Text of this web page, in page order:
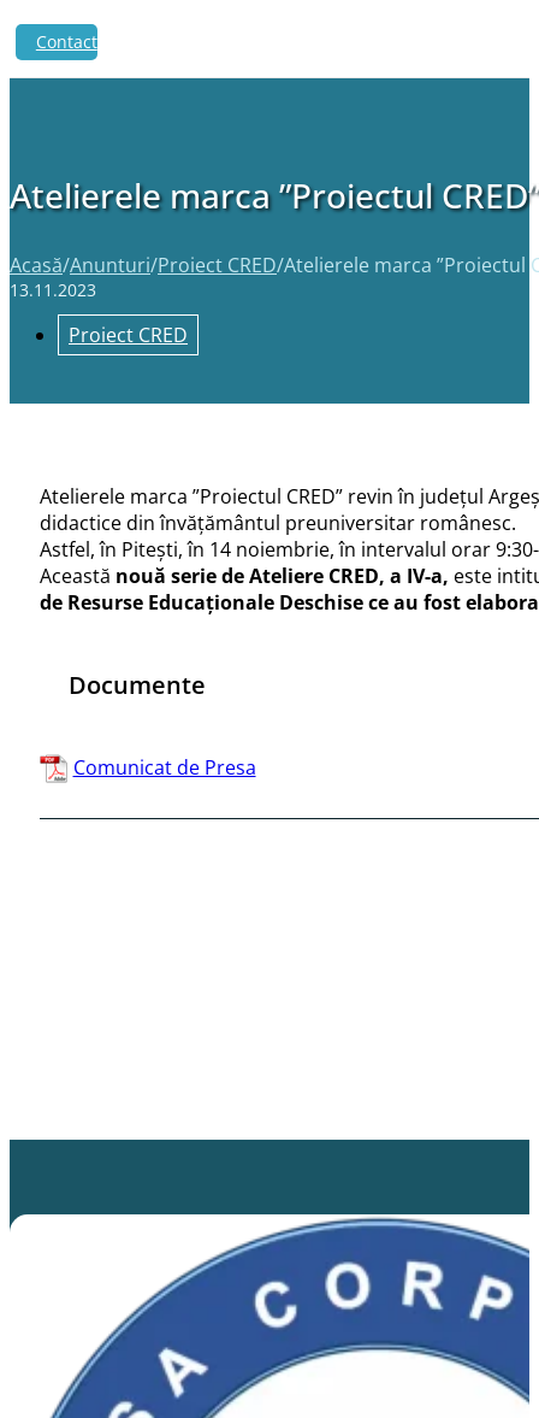
Contact
Atelierele marca ”Proiectul
Acasă/Anunturi/Proiect CRED/Atelierele marca ”Proiectul
13.11.2023
Proiect CRED
Atelierele marca ”Proiectul CRED” revin în județul
didactice din învățământul preuniversitar românesc.
Astfel, în Pitești, în 14 noiembrie, în intervalul orar
Această nouă serie de Ateliere CRED, a IV-a, este
de Resurse Educaționale Deschise ce au fost
Documente
Comunicat de Presa